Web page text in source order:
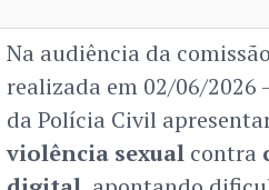
Na audiência da
realizada em 02/06/2026
da Polícia Civil
violência sexualcontra